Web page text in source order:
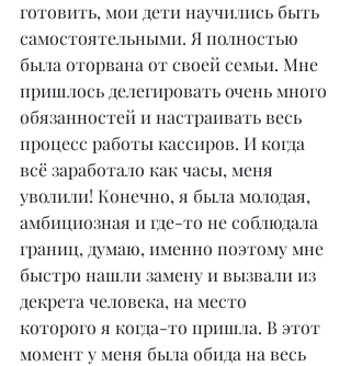
готовить, мои дети научились быть
самостоятельными. Я полностью
была оторвана от своей семьи. Мне
пришлось делегировать очень много
обязанностей и настраивать весь
процесс работы кассиров. И когда
всё заработало как часы, меня
уволили! Конечно, я была молодая,
амбициозная и где-то не соблюдала
границ, думаю, именно поэтому мне
быстро нашли замену и вызвали из
декрета человека, на место
которого я когда-то пришла. В этот
момент у меня была обида на весь